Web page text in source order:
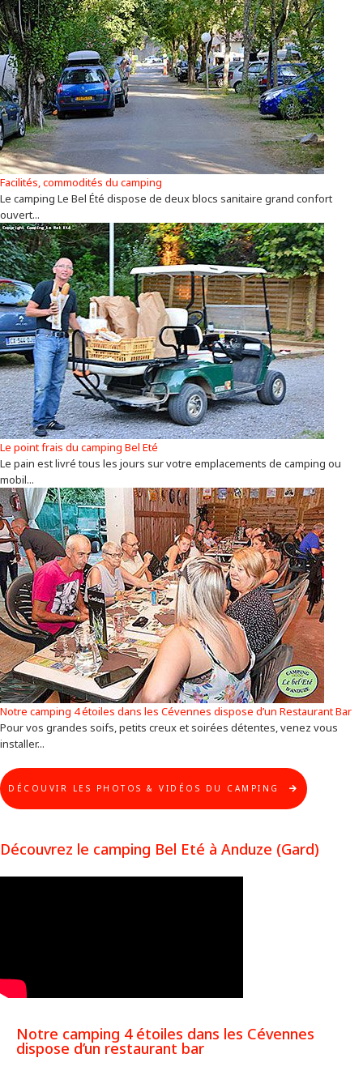
Facilités, commodités du camping
Le camping Le Bel Été dispose de deux blocs sanitaire grand confort
ouvert...
Le point frais du camping Bel Eté
Le pain est livré tous les jours sur votre emplacements de camping ou
mobil...
Notre camping 4 étoiles dans les Cévennes dispose d’un Restaurant Bar
Pour vos grandes soifs, petits creux et soirées détentes, venez vous
installer...
DÉCOUVIR LES PHOTOS & VIDÉOS DU CAMPING
Découvrez le camping Bel Eté à Anduze (Gard)
Notre camping 4 étoiles dans les Cévennes
dispose d’un restaurant bar